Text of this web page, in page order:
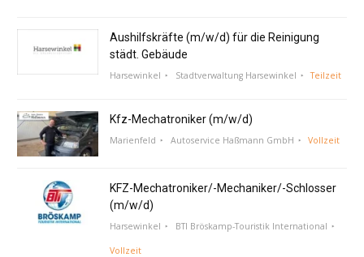
Aushilfskräfte (m/w/d) für die Reinigung
städt. Gebäude
Harsewinkel Stadtverwaltung Harsewinkel Teilzeit
Kfz-Mechatroniker (m/w/d)
Marienfeld Autoservice Haßmann GmbH Vollzeit
KFZ-Mechatroniker/-Mechaniker/-Schlosser
(m/w/d)
Harsewinkel BTI Bröskamp-Touristik International
Vollzeit